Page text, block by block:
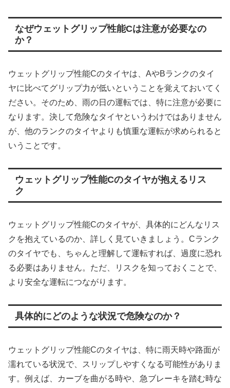
なぜウェットグリップ性能Cは注意が必要なの
か？
ウェットグリップ性能Cのタイヤは、AやBランクのタイ
ヤに比べてグリップ力が低いということを覚えておいてく
ださい。そのため、雨の日の運転では、特に注意が必要に
なります。決して危険なタイヤというわけではありません
が、他のランクのタイヤよりも慎重な運転が求められると
いうことです。
ウェットグリップ性能Cのタイヤが抱えるリス
ク
ウェットグリップ性能Cのタイヤが、具体的にどんなリス
クを抱えているのか、詳しく見ていきましょう。Cランク
のタイヤでも、ちゃんと理解して運転すれば、過度に恐れ
る必要はありません。ただ、リスクを知っておくことで、
より安全な運転につながります。
具体的にどのような状況で危険なのか？
ウェットグリップ性能Cのタイヤは、特に雨天時や路面が
濡れている状況で、スリップしやすくなる可能性がありま
す。例えば、カーブを曲がる時や、急ブレーキを踏む時な